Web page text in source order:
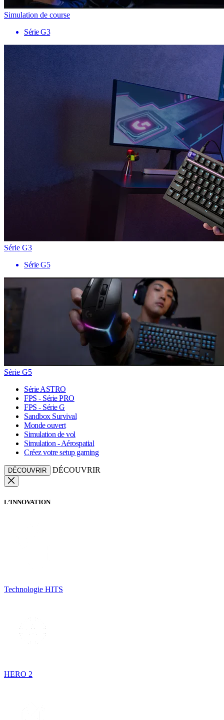
Simulation de course
Série G3
Série G3
Série G5
Série G5
Série ASTRO
FPS - Série PRO
FPS - Série G
Sandbox Survival
Monde ouvert
Simulation de vol
Simulation - Aérospatial
Créez votre setup gaming
DÉCOUVRIR DÉCOUVRIR
L’INNOVATION
Technologie HITS
HERO 2